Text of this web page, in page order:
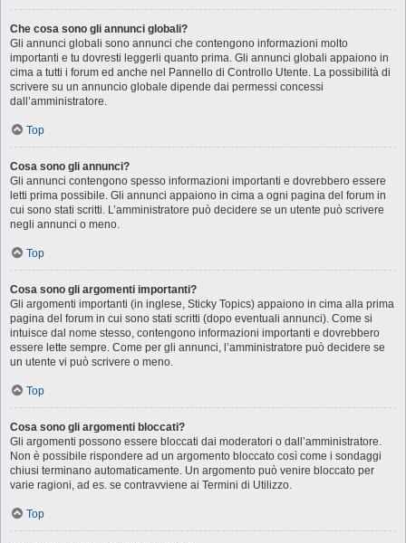
Che cosa sono gli annunci globali?
Gli annunci globali sono annunci che contengono informazioni molto
importanti e tu dovresti leggerli quanto prima. Gli annunci globali appaiono in
cima a tutti i forum ed anche nel Pannello di Controllo Utente. La possibilità di
scrivere su un annuncio globale dipende dai permessi concessi
dall’amministratore.
Top
Cosa sono gli annunci?
Gli annunci contengono spesso informazioni importanti e dovrebbero essere
letti prima possibile. Gli annunci appaiono in cima a ogni pagina del forum in
cui sono stati scritti. L’amministratore può decidere se un utente può scrivere
negli annunci o meno.
Top
Cosa sono gli argomenti importanti?
Gli argomenti importanti (in inglese, Sticky Topics) appaiono in cima alla prima
pagina del forum in cui sono stati scritti (dopo eventuali annunci). Come si
intuisce dal nome stesso, contengono informazioni importanti e dovrebbero
essere lette sempre. Come per gli annunci, l’amministratore può decidere se
un utente vi può scrivere o meno.
Top
Cosa sono gli argomenti bloccati?
Gli argomenti possono essere bloccati dai moderatori o dall’amministratore.
Non è possibile rispondere ad un argomento bloccato così come i sondaggi
chiusi terminano automaticamente. Un argomento può venire bloccato per
varie ragioni, ad es. se contravviene ai Termini di Utilizzo.
Top